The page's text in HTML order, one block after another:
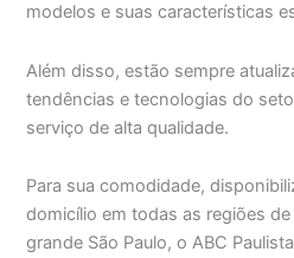
modelos e suas características
Além disso, estão sempre
tendências e tecnologias do
serviço de alta qualidade.
Para sua comodidade,
domicílio em todas as regiões
grande São Paulo, o ABC